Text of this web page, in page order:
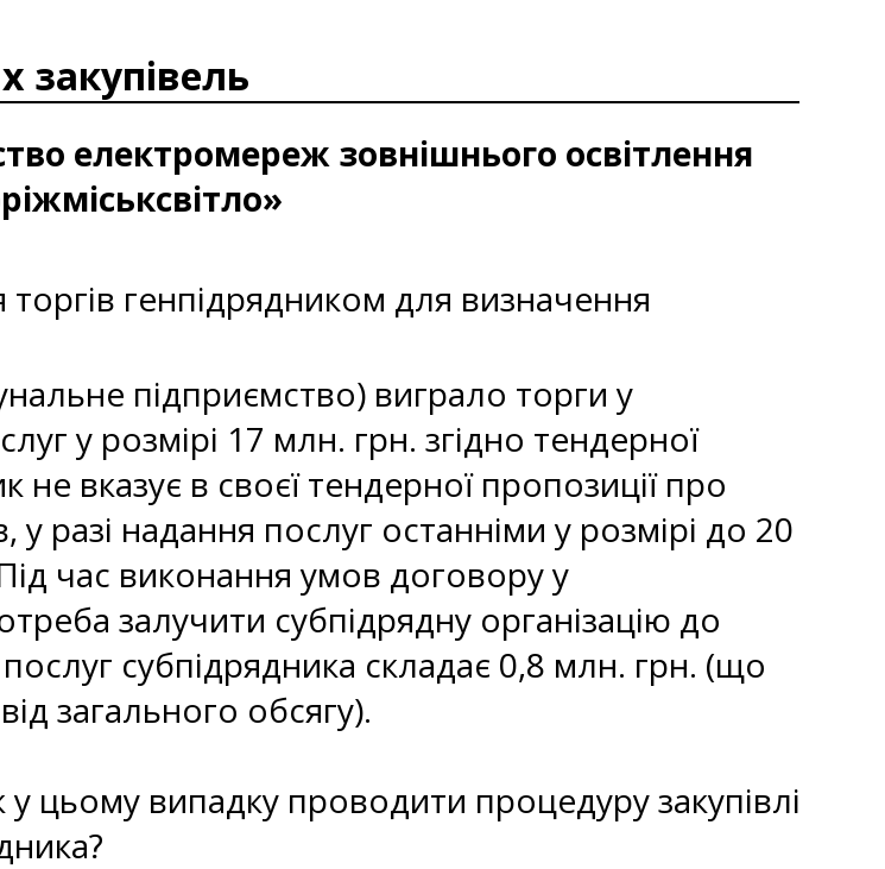
закупівель
електромереж зовнішнього освітлення
генпідрядником для визначення
підприємство) виграло торги у
у розмірі 17 млн. грн. згідно тендерної
не вказує в своєї тендерної пропозиції про
у разі надання послуг останніми у розмірі до 20
час виконання умов договору у
залучити субпідрядну організацію до
субпідрядника складає 0,8 млн. грн. (що
загального обсягу).
цьому випадку проводити процедуру закупівлі